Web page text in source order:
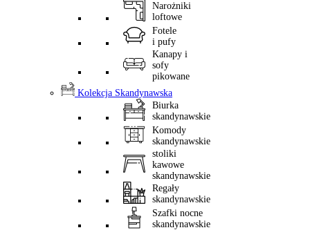
Narożniki
loftowe
Fotele
i pufy
Kanapy i
sofy
pikowane
Kolekcja Skandynawska
Biurka
skandynawskie
Komody
skandynawskie
stoliki
kawowe
skandynawskie
Regały
skandynawskie
Szafki nocne
skandynawskie